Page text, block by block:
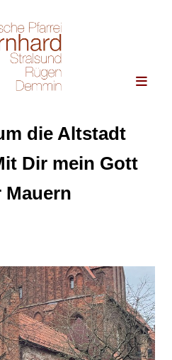
die Altstadt
Dir mein Gott
Mauern